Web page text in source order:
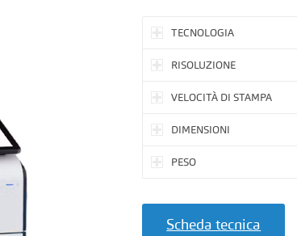
TECNOLOGIA
RISOLUZIONE
VELOCITÀ DI STAMPA
DIMENSIONI
PESO
Scheda tecnica